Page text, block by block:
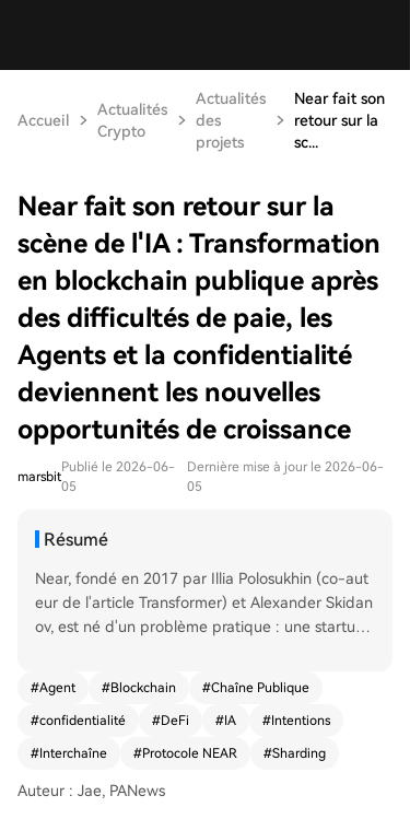
Accueil
Actualités
Crypto
Actualités
des
projets
Near fait son
retour sur la
sc...
Near fait son retour sur la
scène de l'IA : Transformation
en blockchain publique après
des difficultés de paie, les
Agents et la confidentialité
deviennent les nouvelles
opportunités de croissance
marsbit
Publié le 2026-06-
05
Dernière mise à jour le 2026-06-
05
Résumé
Near, fondé en 2017 par Illia Polosukhin (co-aut
eur de l'article Transformer) et Alexander Skidan
ov, est né d'un problème pratique : une startup I
aiement transfrontalier. Cette contrainte a condu
it à la création d'une blockchain performante. A
près des débuts difficiles dans un paysage conc
recentrant sa stratégie sur l'IA et l'abstraction int
#Agent #Blockchain #Chaîne Publique
#confidentialité #DeFi #IA #Intentions
#Interchaîne #Protocole NEAR #Sharding
Auteur : Jae, PANews